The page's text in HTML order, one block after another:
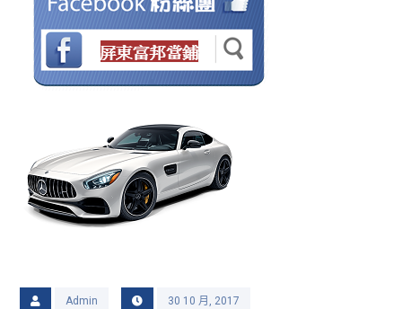
Admin 30 10 月, 2017